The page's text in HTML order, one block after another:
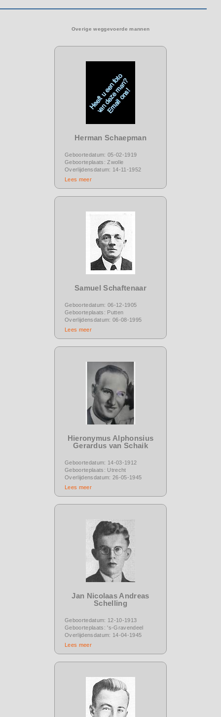
Overige weggevoerde mannen
Herman Schaepman
Geboortedatum: 05-02-1919
Geboorteplaats: Zwolle
Overlijdensdatum: 14-11-1952
Lees meer
Samuel Schaftenaar
Geboortedatum: 06-12-1905
Geboorteplaats: Putten
Overlijdensdatum: 06-08-1995
Lees meer
Hieronymus Alphonsius
Gerardus van Schaik
Geboortedatum: 14-03-1912
Geboorteplaats: Utrecht
Overlijdensdatum: 26-05-1945
Lees meer
Jan Nicolaas Andreas
Schelling
Geboortedatum: 12-10-1913
Geboorteplaats: 's-Gravendeel
Overlijdensdatum: 14-04-1945
Lees meer